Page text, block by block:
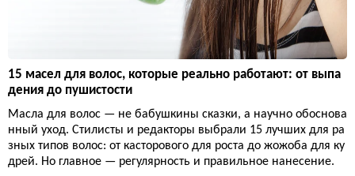
15 масел для волос, которые реально работают: от выпа
дения до пушистости
Масла для волос — не бабушкины сказки, а научно обоснова
нный уход. Стилисты и редакторы выбрали 15 лучших для ра
зных типов волос: от касторового для роста до жожоба для ку
дрей. Но главное — регулярность и правильное нанесение.